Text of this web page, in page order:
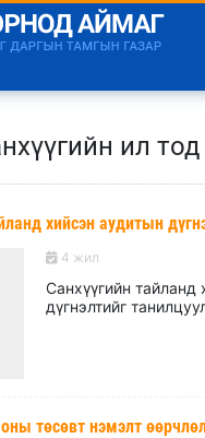
ил
хийсэн аудитын
4 жил
Санхүүгийн тайланд
дүгнэлтийг
төсөвт нэмэлт